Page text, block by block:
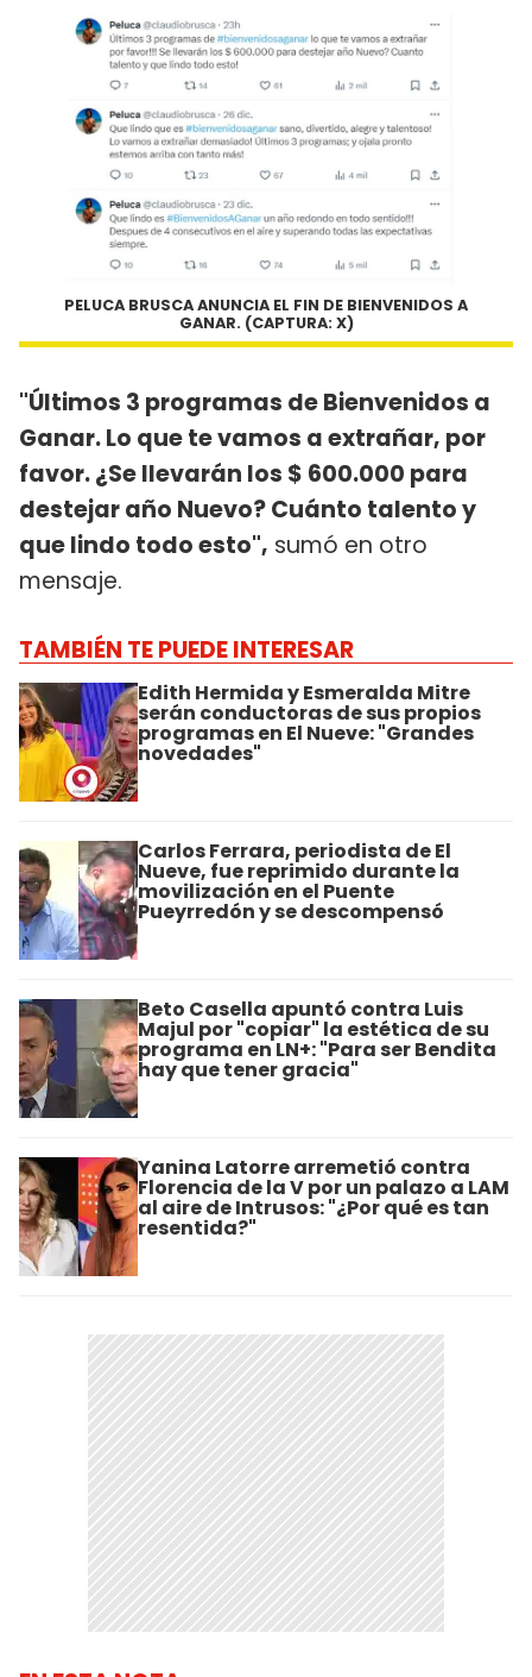
PELUCA BRUSCA ANUNCIA EL FIN DE BIENVENIDOS A
GANAR. (CAPTURA: X)
"Últimos 3 programas de Bienvenidos a
Ganar. Lo que te vamos a extrañar, por
favor. ¿Se llevarán los $ 600.000 para
destejar año Nuevo? Cuánto talento y
que lindo todo esto", sumó en otro
mensaje.
TAMBIÉN TE PUEDE INTERESAR
Edith Hermida y Esmeralda Mitre
serán conductoras de sus propios
programas en El Nueve: "Grandes
novedades"
Carlos Ferrara, periodista de El
Nueve, fue reprimido durante la
movilización en el Puente
Pueyrredón y se descompensó
Beto Casella apuntó contra Luis
Majul por "copiar" la estética de su
programa en LN+: "Para ser Bendita
hay que tener gracia"
Yanina Latorre arremetió contra
Florencia de la V por un palazo a LAM
al aire de Intrusos: "¿Por qué es tan
resentida?"